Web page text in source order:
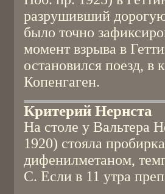
разрушивший
было точно
момент взрыва в
остановился поезд,
Копенгаген.
Критерий Нернста
На столе у Вальтера
1920) стояла
дифенилметаном,
C. Если в 11 утра